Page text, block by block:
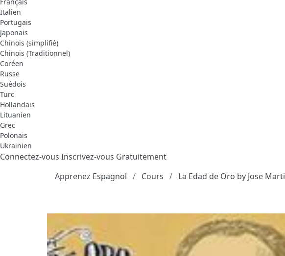
Italien
Portugais
Japonais
Chinois (simplifié)
Chinois (Traditionnel)
Coréen
Russe
Suédois
Turc
Hollandais
Lituanien
Grec
Polonais
Ukrainien
Connectez-vous Inscrivez-vous Gratuitement
Apprenez Espagnol
Cours La Edad de Oro by Jose Marti